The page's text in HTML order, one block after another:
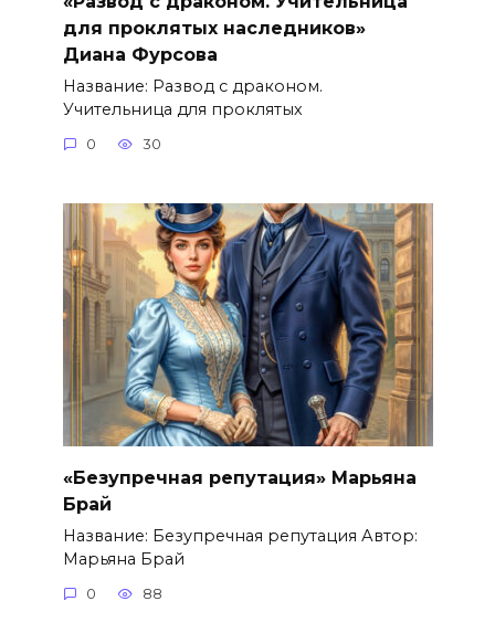
для проклятых наследников»
Диана Фурсова
Название: Развод с драконом.
Учительница для проклятых
0 30
«Безупречная репутация» Марьяна
Брай
Название: Безупречная репутация Автор:
Марьяна Брай
0 88